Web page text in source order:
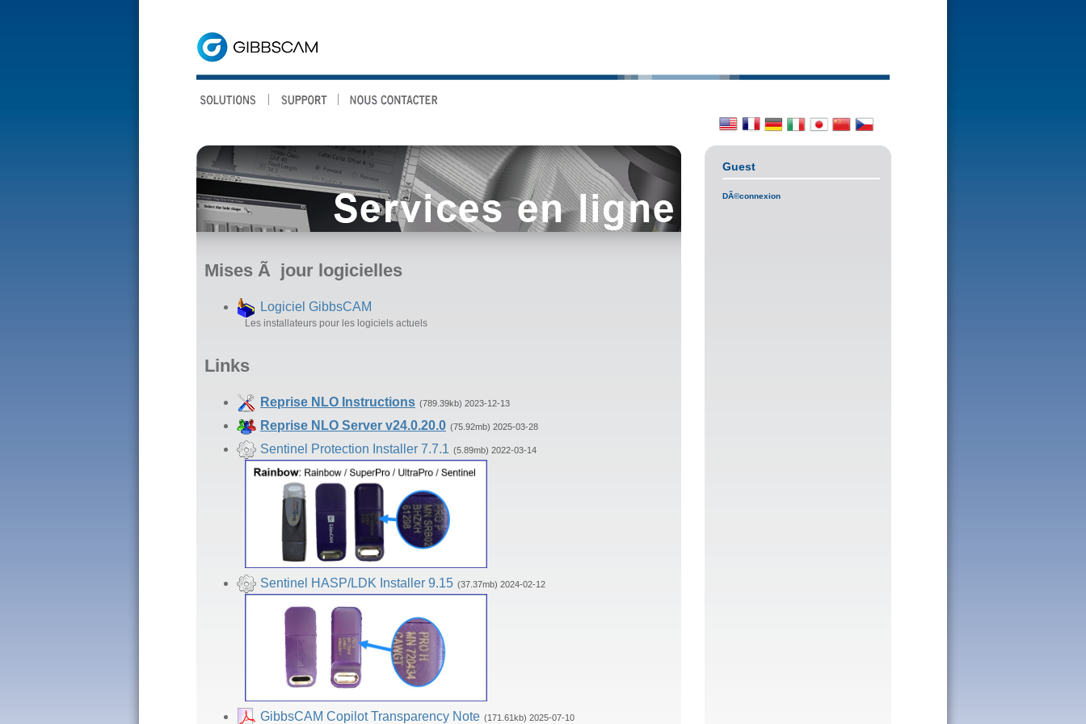
Mises Ã jour logicielles
Logiciel GibbsCAM
Les installateurs pour les logiciels actuels
Links
Reprise NLO Instructions (789.39kb) 2023-12-13
Reprise NLO Server v24.0.20.0 (75.92mb) 2025-03-28
Sentinel Protection Installer 7.7.1 (5.89mb) 2022-03-14
Sentinel HASP/LDK Installer 9.15 (37.37mb) 2024-02-12
GibbsCAM Copilot Transparency Note (171.61kb) 2025-07-10
Guest
DÃ©connexion